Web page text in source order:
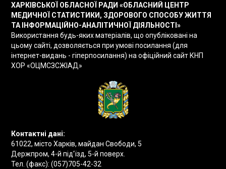
ХАРКІВСЬКОЇ ОБЛАСНОЇ РАДИ «ОБЛАСНИЙ ЦЕНТР
МЕДИЧНОЇ СТАТИСТИКИ, ЗДОРОВОГО СПОСОБУ ЖИТТЯ
ТА ІНФОРМАЦІЙНО-АНАЛІТИЧНОЇ ДІЯЛЬНОСТІ»
Використання будь-яких матеріалів, що опубліковані на
цьому сайті, дозволяється при умові посилання (для
інтернет-видань - гіперпосилання) на офіційний сайт КНП
ХОР «ОЦМСЗСЖІАД»
Контактні дані:
61022, місто Харків, майдан Свободи, 5
Держпром, 4-й під'їзд, 5-й поверх.
Тел. (факс):(057)705-42-32